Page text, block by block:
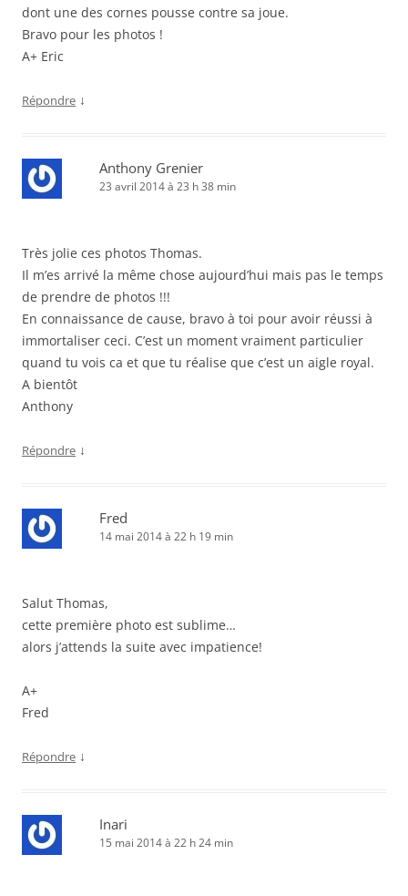
dont une des cornes pousse contre sa joue.
Bravo pour les photos !
A+ Eric
Répondre ↓
Anthony Grenier
23 avril 2014 à 23 h 38 min
Très jolie ces photos Thomas.
Il m’es arrivé la même chose aujourd’hui mais pas le temps
de prendre de photos !!!
En connaissance de cause, bravo à toi pour avoir réussi à
immortaliser ceci. C’est un moment vraiment particulier
quand tu vois ca et que tu réalise que c’est un aigle royal.
A bientôt
Anthony
Répondre ↓
Fred
14 mai 2014 à 22 h 19 min
Salut Thomas,
cette première photo est sublime…
alors j’attends la suite avec impatience!
A+
Fred
Répondre ↓
Inari
15 mai 2014 à 22 h 24 min